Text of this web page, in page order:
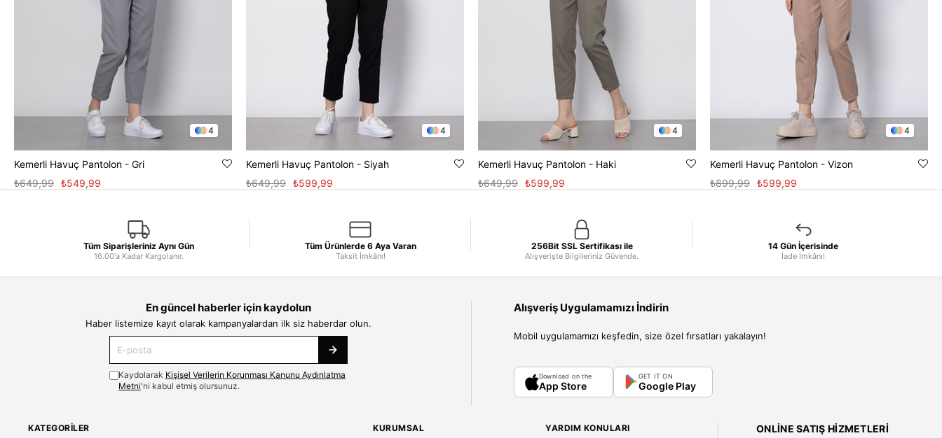
4
Kemerli Havuç Pantolon - Gri
₺549,99
₺649,99
4
Kemerli Havuç Pantolon - Siyah
₺599,99
₺649,99
4
Kemerli Havuç Pantolon - Haki
₺599,99
₺649,99
4
Kemerli Havuç Pantolon - Vizon
₺599,99
₺899,99
Tüm Siparişleriniz Aynı Gün
16.00'a Kadar Kargolanır.
Tüm Ürünlerde 6 Aya Varan
Taksit İmkânı!
256Bit SSL Sertifikası ile
Alışverişte Bilgileriniz Güvende.
14 Gün İçerisinde
İade İmkânı!
En güncel haberler için kaydolun
Haber listemize kayıt olarak kampanyalardan ilk siz haberdar olun.
Kaydolarak Kişisel Verilerin Korunması Kanunu Aydınlatma
Metni'ni kabul etmiş olursunuz.
Alışveriş Uygulamamızı İndirin
Mobil uygulamamızı keşfedin, size özel fırsatları yakalayın!
Download on the
App Store
GET IT ON
Google Play
KATEGORILER
KURUMSAL
YARDIM KONULARI
ONLINE SATIŞ HIZMETLERI